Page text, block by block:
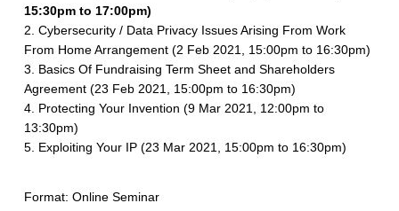
15:30pm to 17:00pm)
2. Cybersecurity / Data Privacy Issues Arising From Work
From Home Arrangement (2 Feb 2021, 15:00pm to 16:30pm)
3. Basics Of Fundraising Term Sheet and Shareholders
Agreement (23 Feb 2021, 15:00pm to 16:30pm)
4. Protecting Your Invention (9 Mar 2021, 12:00pm to
13:30pm)
5. Exploiting Your IP (23 Mar 2021, 15:00pm to 16:30pm)
Format: Online Seminar